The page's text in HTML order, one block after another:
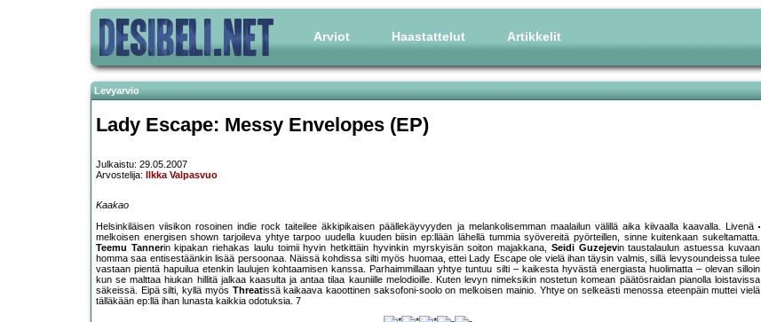
Arviot Haastattelut Artikkelit
Levyarvio
Lady Escape: Messy Envelopes (EP)
Julkaistu: 29.05.2007
Arvostelija:
Ilkka Valpasvuo
Kaakao
Helsinkiläisen viisikon rosoinen indie rock taiteilee äkkipikaisen päällekäyvyyden ja melankolisemman maalailun välillä aika kiivaalla kaavalla. Livenä
melkoisen energisen shown tarjoileva yhtye tarpoo uudella kuuden biisin ep:llään lähellä tummia syövereitä pyörteillen, sinne kuitenkaan sukeltamatta.
Teemu Tannerin kipakan riehakas laulu toimii hyvin hetkittäin hyvinkin myrskyisän soiton majakkana, Seidi Guzejevin taustalaulun astuessa kuvaan
homma saa entisestäänkin lisää persoonaa. Näissä kohdissa silti myös huomaa, ettei Lady Escape ole vielä ihan täysin valmis, sillä levysoundeissa tulee
vastaan pientä hapuilua etenkin laulujen kohtaamisen kanssa. Parhaimmillaan yhtye tuntuu silti – kaikesta hyvästä energiasta huolimatta – olevan silloin
kun se malttaa hiukan hillitä jalkaa kaasulta ja antaa tilaa kauniille melodioille. Kuten levyn nimeksikin nostetun komean päätösraidan pianolla loistavissa
säkeissä. Eipä silti, kyllä myös Threatissä kaikaava kaoottinen saksofoni-soolo on melkoisen mainio. Yhtye on selkeästi menossa eteenpäin muttei vielä
tälläkään ep:llä ihan lunasta kaikkia odotuksia. 7